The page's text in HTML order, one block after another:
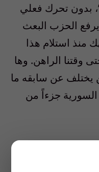
بدون تحرك فعلي
الحزب البعث
منذ استلام هذا
وقتنا الراهن. وها
يختلف عن سابقه ما
السورية جزءاً من
بتهمة المشاركة